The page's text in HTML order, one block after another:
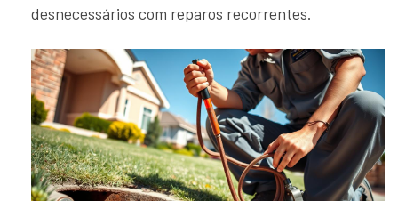
desnecessários com reparos recorrentes.